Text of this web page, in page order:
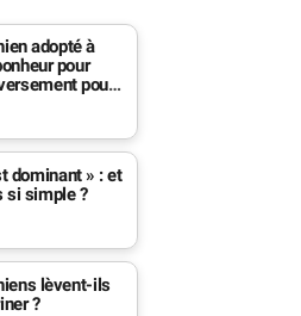
adopté à
pour
pour
dominant » : et
si simple ?
lèvent-ils
?